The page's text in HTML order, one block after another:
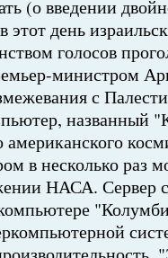
(о введении
этот день
голосов
министром
с
названный
в несколько раз
НАСА. Сервер